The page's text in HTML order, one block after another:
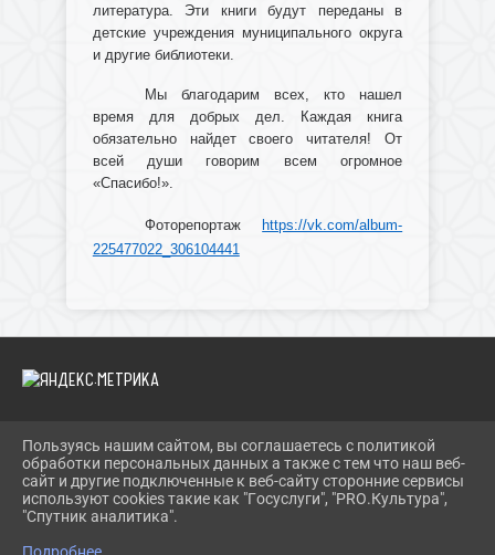
литература. Эти книги будут переданы в
детские учреждения муниципального округа
и другие библиотеки.
Мы благодарим всех, кто нашел
время для добрых дел. Каждая книга
обязательно найдет своего читателя! От
всей души говорим всем огромное
«Спасибо!».
Фоторепортаж
https://vk.com/album-
225477022_306104441
2026 Г. IBRBIB.RU
ВХОД
КАРТА САЙТА
ПОЛИТИКА ОБРАБОТКИ ПЕРСОНАЛЬНЫХ ДАННЫХ
Пользуясь нашим сайтом, вы соглашаетесь с политикой
обработки персональных данных а также с тем что наш веб-
сайт и другие подключенные к веб-сайту сторонние сервисы
используют cookies такие как "Госуслуги", "PRO.Культура",
"Спутник аналитика".